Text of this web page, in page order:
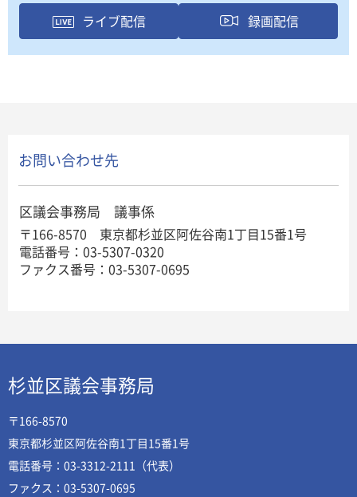
ライブ配信 録画配信
お問い合わせ先
区議会事務局 議事係
〒166-8570 東京都杉並区阿佐谷南1丁目15番1号
電話番号：03-5307-0320
ファクス番号：03-5307-0695
杉並区議会事務局
〒166-8570
東京都杉並区阿佐谷南1丁目15番1号
電話番号：03-3312-2111（代表）
ファクス：03-5307-0695